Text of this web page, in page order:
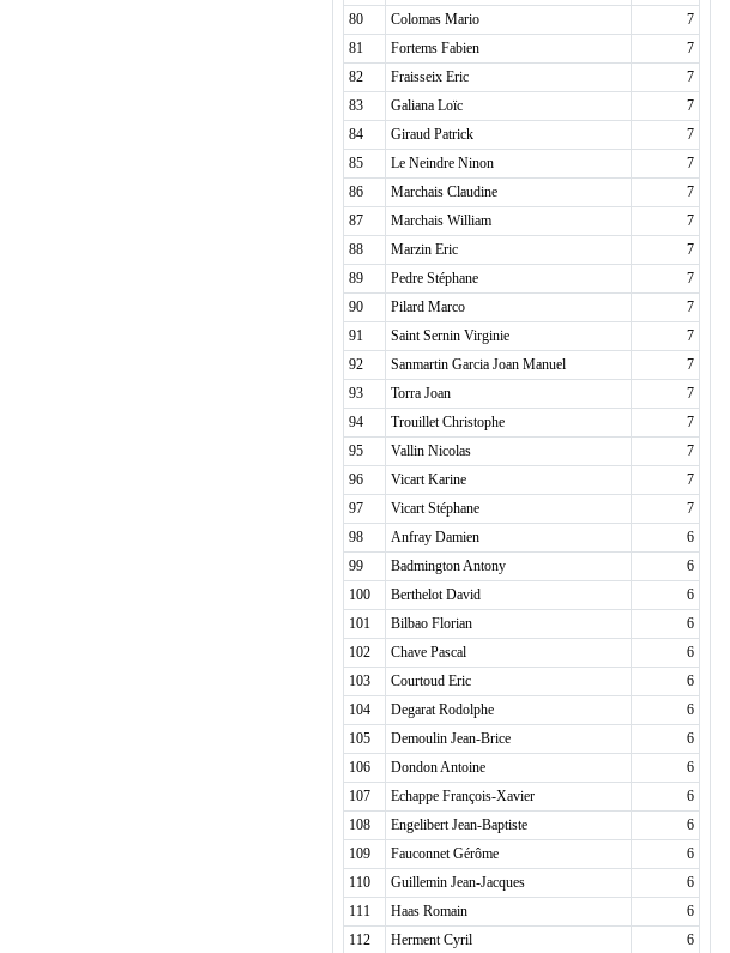
80
Colomas Mario
7
81
Fortems Fabien
7
82
Fraisseix Eric
7
83
Galiana Loïc
7
84
Giraud Patrick
7
85
Le Neindre Ninon
7
86
Marchais Claudine
7
87
Marchais William
7
88
Marzin Eric
7
89
Pedre Stéphane
7
90
Pilard Marco
7
91
Saint Sernin Virginie
7
92
Sanmartin Garcia Joan Manuel
7
93
Torra Joan
7
94
Trouillet Christophe
7
95
Vallin Nicolas
7
96
Vicart Karine
7
97
Vicart Stéphane
7
98
Anfray Damien
6
99
Badmington Antony
6
100
Berthelot David
6
101
Bilbao Florian
6
102
Chave Pascal
6
103
Courtoud Eric
6
104
Degarat Rodolphe
6
105
Demoulin Jean-Brice
6
106
Dondon Antoine
6
107
Echappe François-Xavier
6
108
Engelibert Jean-Baptiste
6
109
Fauconnet Gérôme
6
110
Guillemin Jean-Jacques
6
111
Haas Romain
6
112
Herment Cyril 6